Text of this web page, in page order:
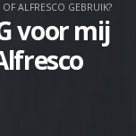
ALFRESCO GEBRUIK?
voor mij